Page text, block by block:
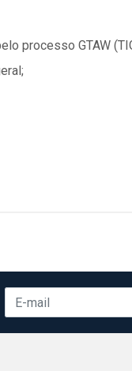
processo GTAW